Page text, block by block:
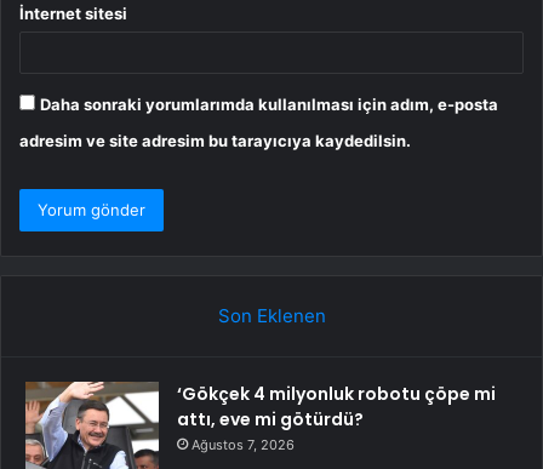
İnternet sitesi
Daha sonraki yorumlarımda kullanılması için adım, e-posta
adresim ve site adresim bu tarayıcıya kaydedilsin.
Son Eklenen
‘Gökçek 4 milyonluk robotu çöpe mi
attı, eve mi götürdü?
Ağustos 7, 2026